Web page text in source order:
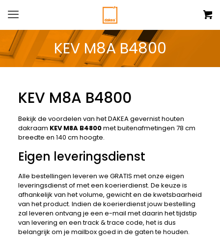
KEV M8A B4800
KEV M8A B4800
Bekijk de voordelen van het DAKEA gevernist houten
dakraam KEV M8A B4800met buitenafmetingen 78 cm
breedte en 140 cm hoogte.
Eigen leveringsdienst
Alle bestellingen leveren we GRATIS met onze eigen
leveringsdienst of met een koerierdienst. De keuze is
afhankelijk van het volume, gewicht en de kwetsbaarheid
van het product. Indien de koerierdienst jouw bestelling
zal leveren ontvang je een e-mail met daarin het tijdstip
van levering en een track & trace code, het is dus
belangrijk om je mailbox goed in de gaten te houden.